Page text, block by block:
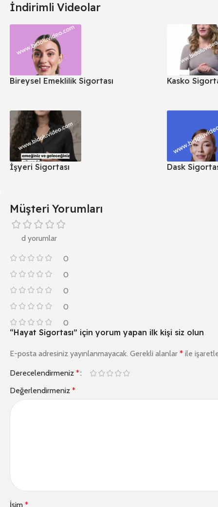
İndirimli Videolar
Bireysel Emeklilik Sigortası Kasko
İşyeri Sigortası Dask
Müşteri Yorumları
d yorumlar
0
0
0
0
0
“Hayat Sigortası” için yorum yapan ilk kişi siz olun
E-posta adresiniz yayınlanmayacak. Gerekli alanlar * ile
Derecelendirmeniz *
Değerlendirmeniz *
İsim *